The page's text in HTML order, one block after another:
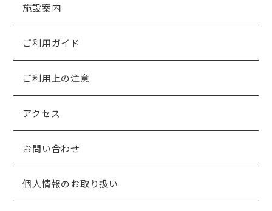
施設案内
ご利用ガイド
ご利用上の注意
アクセス
お問い合わせ
個人情報のお取り扱い